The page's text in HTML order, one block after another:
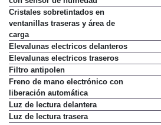
Cristales sobretintados en
ventanillas traseras y área de
carga
Elevalunas electricos delanteros
Elevalunas electricos traseros
Filtro antipolen
Freno de mano electrónico con
liberación automática
Luz de lectura delantera
Luz de lectura trasera